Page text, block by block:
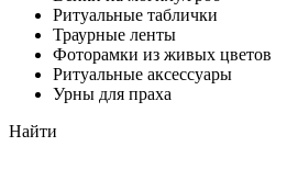
Ритуальные таблички
Траурные ленты
Фоторамки из живых цветов
Ритуальные аксессуары
Урны для праха
Найти